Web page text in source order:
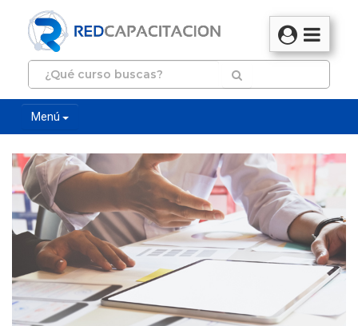
Menú